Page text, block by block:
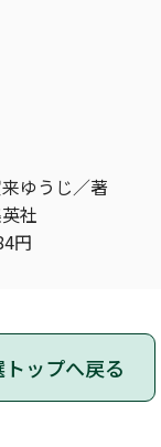
ゆうじ／著
社
円
ップへ戻る